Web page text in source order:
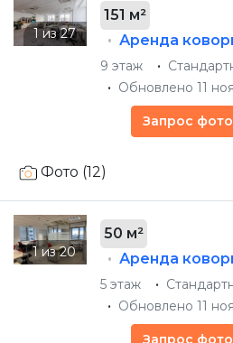
151 м²
Аренда
9 этаж
Обновлено 11
Запрос
Фото (12)
50 м²
Аренда
5 этаж
Обновлено 11